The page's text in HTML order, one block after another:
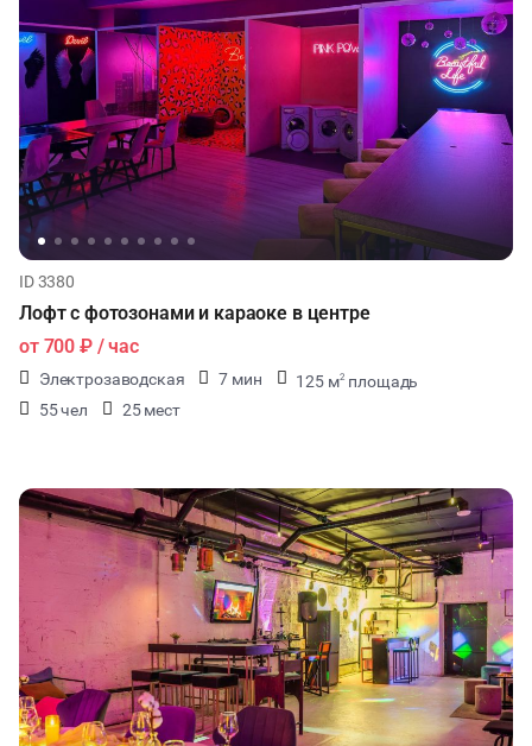
ID 3380
Лофт с фотозонами и караоке в центре
от 700 ₽/ час
Электрозаводская 7 мин 125 м2 площадь
55 чел
25 мест